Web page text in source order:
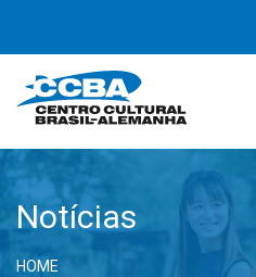
Notícias
HOME